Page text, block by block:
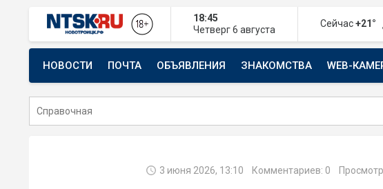
18:45
Четверг6 августа
Сейчас+21°
НОВОСТИ ПОЧТА ОБЪЯВЛЕНИЯ ЗНАКОМСТВА WEB-
СТРОИТЕЛЬСТВО И РЕМОНТ
3 июня 2026, 13:10 Комментариев: 0